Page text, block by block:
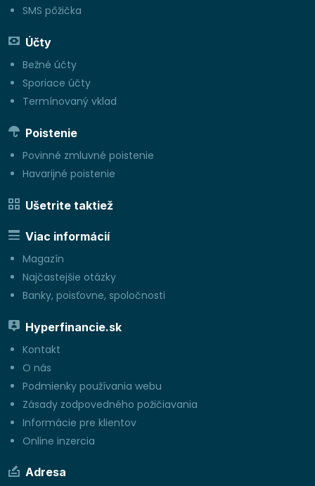
SMS pôžička
Účty
Bežné účty
Sporiace účty
Termínovaný vklad
Poistenie
Povinné zmluvné poistenie
Havarijné poistenie
Ušetrite taktiež
Viac informácií
Magazín
Najčastejšie otázky
Banky, poisťovne, spoločnosti
Hyperfinancie.sk
Kontakt
O nás
Podmienky používania webu
Zásady zodpovedného požičiavania
Informácie pre klientov
Online inzercia
Adresa